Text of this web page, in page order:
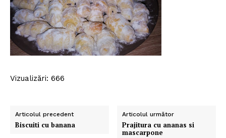
Vizualizări: 666
Articolul precedent
Biscuiti cu banana
Articolul următor
Prajitura cu ananas si
mascarpone